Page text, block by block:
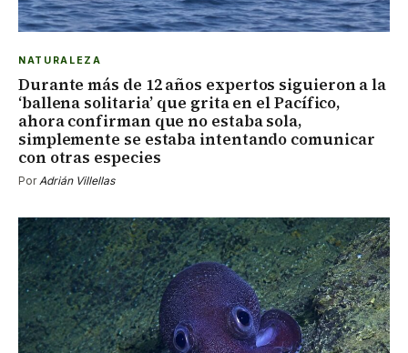
NATURALEZA
Durante más de 12 años expertos siguieron a la
‘ballena solitaria’ que grita en el Pacífico,
ahora confirman que no estaba sola,
simplemente se estaba intentando comunicar
con otras especies
PorAdrián Villellas